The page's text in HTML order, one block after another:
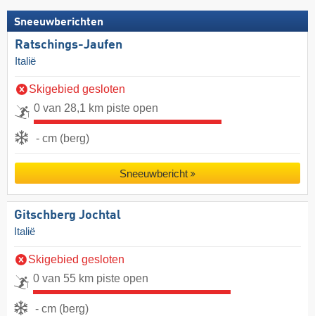
Sneeuwberichten
Ratschings-Jaufen
Italië
Skigebied gesloten
0 van 28,1 km piste open
- cm (berg)
Sneeuwbericht
Gitschberg Jochtal
Italië
Skigebied gesloten
0 van 55 km piste open
- cm (berg)